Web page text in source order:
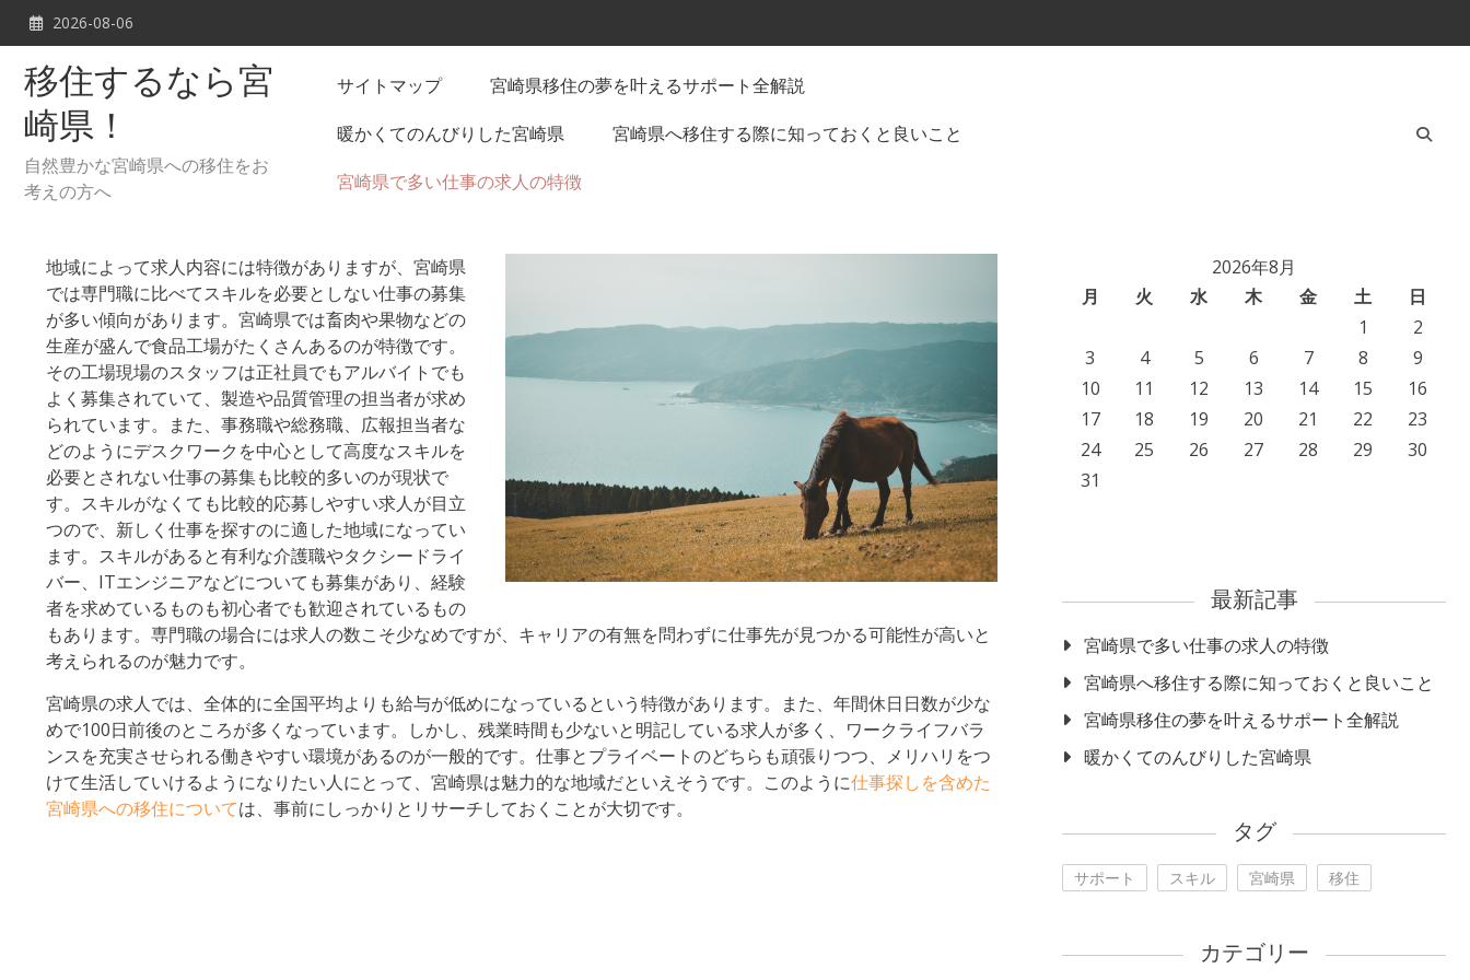
Skip
content
2026-08-06
移住するなら宮
崎県！
自然豊かな宮崎県への移住をお
考えの方へ
サイトマップ
宮崎県移住の夢を叶えるサポート全解説
暖かくてのんびりした宮崎県
宮崎県へ移住する際に知っておくと良いこと
宮崎県で多い仕事の求人の特徴
地域によって求人内容には特徴がありますが、宮崎県
では専門職に比べてスキルを必要としない仕事の募集
が多い傾向があります。宮崎県では畜肉や果物などの
生産が盛んで食品工場がたくさんあるのが特徴です。
その工場現場のスタッフは正社員でもアルバイトでも
よく募集されていて、製造や品質管理の担当者が求め
られています。また、事務職や総務職、広報担当者な
どのようにデスクワークを中心として高度なスキルを
必要とされない仕事の募集も比較的多いのが現状で
す。スキルがなくても比較的応募しやすい求人が目立
つので、新しく仕事を探すのに適した地域になってい
ます。スキルがあると有利な介護職やタクシードライ
バー、ITエンジニアなどについても募集があり、経験
者を求めているものも初心者でも歓迎されているもの
もあります。専門職の場合には求人の数こそ少なめですが、キャリアの有無を問わずに仕事先が見つかる可能性が高いと
考えられるのが魅力です。
宮崎県の求人では、全体的に全国平均よりも給与が低めになっているという特徴があります。また、年間休日日数が少な
めで100日前後のところが多くなっています。しかし、残業時間も少ないと明記している求人が多く、ワークライフバラ
ンスを充実させられる働きやすい環境があるのが一般的です。仕事とプライベートのどちらも頑張りつつ、メリハリをつ
けて生活していけるようになりたい人にとって、宮崎県は魅力的な地域だといえそうです。このように仕事探しを含めた
宮崎県への移住については、事前にしっかりとリサーチしておくことが大切です。
2026年8月
月
火 水 木 金 土
日
1
2
3
4 5 6 7 8
9
10
11 12 13 14 15
16
17
18 19 20 21 22
23
24
25 26 27 28 29
30
31
最新記事
宮崎県で多い仕事の求人の特徴
宮崎県へ移住する際に知っておくと良いこと
宮崎県移住の夢を叶えるサポート全解説
暖かくてのんびりした宮崎県
タグ
サポート スキル 宮崎県 移住
カテゴリー